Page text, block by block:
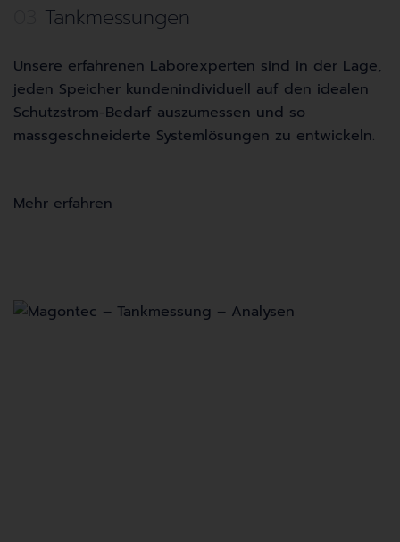
Tankmessungen
Unsere erfahrenen Laborexperten sind in der Lage,
jeden Speicher kundenindividuell auf den idealen
Schutzstrom-Bedarf auszumessen und so
massgeschneiderte Systemlösungen zu entwickeln.
Mehr erfahren